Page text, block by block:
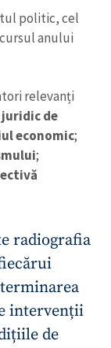
politic, cel
anului
relevanți
de
economic;
;
radiografia
intervenții
de